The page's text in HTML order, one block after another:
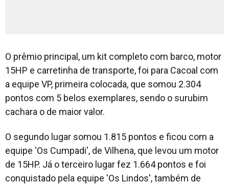
O prêmio principal, um kit completo com barco, motor
15HP e carretinha de transporte, foi para Cacoal com
a equipe VP, primeira colocada, que somou 2.304
pontos com 5 belos exemplares, sendo o surubim
cachara o de maior valor.
O segundo lugar somou 1.815 pontos e ficou com a
equipe 'Os Cumpadi', de Vilhena, que levou um motor
de 15HP. Já o terceiro lugar fez 1.664 pontos e foi
conquistado pela equipe 'Os Lindos', também de